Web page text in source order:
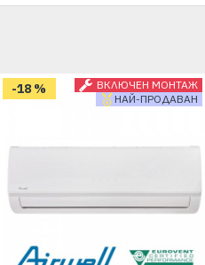
ВКЛЮЧЕН МОНТАЖ
НАЙ-ПРОДАВАН
-18 %